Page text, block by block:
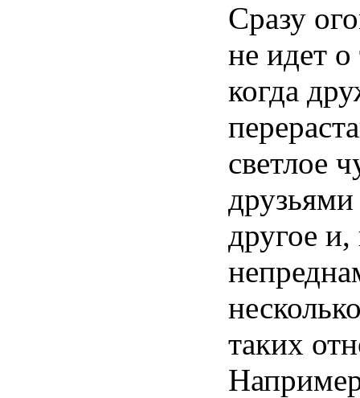
Сразу
не идет о
когда
светлое
друзьями
другое и,
таких